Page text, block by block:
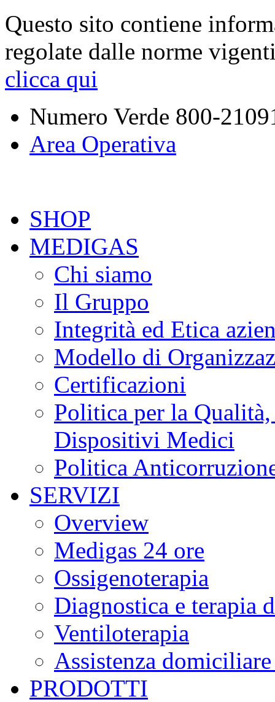
Questo sito contiene
regolate dalle norme
clicca qui
Numero Verde 800-
Area Operativa
SHOP
MEDIGAS
Chi siamo
Il Gruppo
Integrità ed Etica
Modello di
Certificazioni
Politica per la
Dispositivi Medici
Politica
SERVIZI
Overview
Medigas 24 ore
Ossigenoterapia
Diagnostica e terapia
Ventiloterapia
Assistenza
PRODOTTI